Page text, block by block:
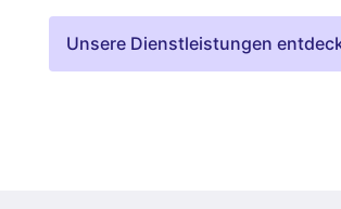
Unsere Dienstleistungen